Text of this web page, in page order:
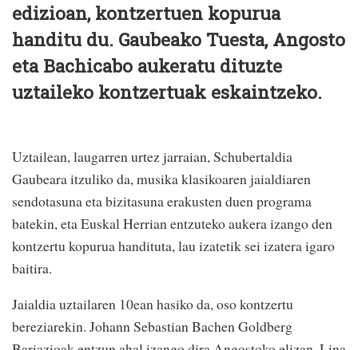
edizioan, kontzertuen kopurua
handitu du. Gaubeako Tuesta, Angosto
eta Bachicabo aukeratu dituzte
uztaileko kontzertuak eskaintzeko.
Uztailean, laugarren urtez jarraian, Schubertaldia
Gaubeara itzuliko da, musika klasikoaren jaialdiaren
sendotasuna eta bizitasuna erakusten duen programa
batekin, eta Euskal Herrian entzuteko aukera izango den
kontzertu kopurua handituta, lau izatetik sei izatera igaro
baitira.
Jaialdia uztailaren 10ean hasiko da, oso kontzertu
bereziarekin. Johann Sebastian Bachen Goldberg